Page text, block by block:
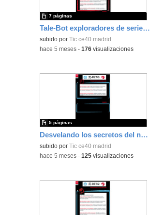
Tale-Bot exploradores de series numéricas
subido por Tic ce40 madrid
7 páginas
-hace 5 meses -176 visualizaciones
Desvelando los secretos del número Pi
subido por Tic ce40 madrid
5 páginas
-hace 5 meses -125 visualizaciones